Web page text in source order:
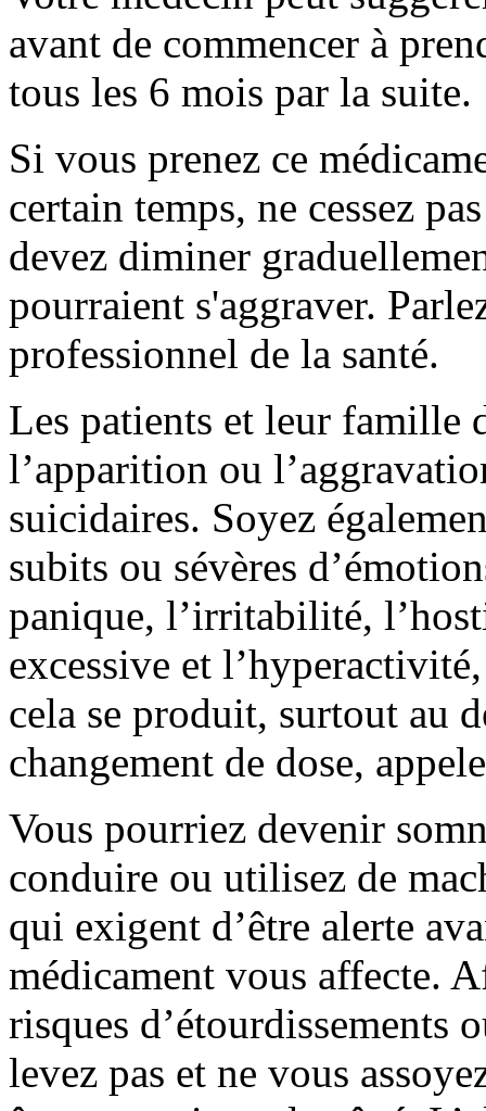
avant de commencer à
tous les 6 mois par la suite.
Si vous prenez ce
certain temps, ne cessez
devez diminer
pourraient s'aggraver.
professionnel de la santé.
Les patients et leur famille
l’apparition ou
suicidaires. Soyez
subits ou sévères
panique, l’irritabilité,
excessive et
cela se produit, surtout au
changement de dose,
Vous pourriez devenir
conduire ou utilisez de
qui exigent d’être alerte
médicament vous affecte.
risques d’étourdissements
levez pas et ne vous